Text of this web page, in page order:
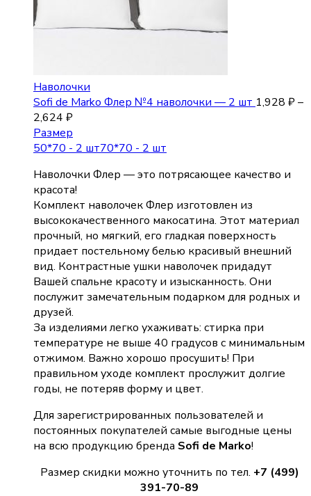
Наволочки
Sofi de Marko Флер №4 наволочки — 2 шт 1,928 ₽–
2,624 ₽
Размер
50*70 - 2 шт70*70 - 2 шт
Наволочки Флер — это потрясающее качество и
красота!
Комплект наволочек Флер изготовлен из
высококачественного макосатина. Этот материал
прочный, но мягкий, его гладкая поверхность
придает постельному белью красивый внешний
вид. Контрастные ушки наволочек придадут
Вашей спальне красоту и изысканность. Они
послужит замечательным подарком для родных и
друзей.
За изделиями легко ухаживать: стирка при
температуре не выше 40 градусов с минимальным
отжимом. Важно хорошо просушить! При
правильном уходе комплект прослужит долгие
годы, не потеряв форму и цвет.
Для зарегистрированных пользователей и
постоянных покупателей самые выгодные цены
на всю продукцию бренда Sofi de Marko!
Размер скидки можно уточнить по тел. +7 (499)
391-70-89